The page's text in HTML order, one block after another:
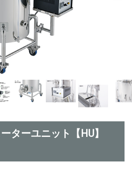
ターユニット【HU】